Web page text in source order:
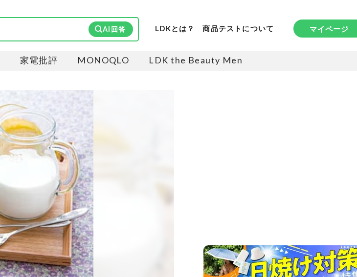
AI回答 LDKとは？ 商品テストについて マイページ
家電批評 MONOQLO LDK the Beauty Men